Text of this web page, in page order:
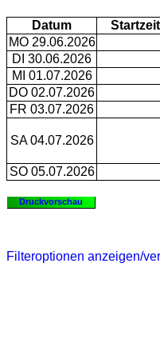
Datum Startzeit
MO 29.06.2026
DI 30.06.2026
MI 01.07.2026
DO 02.07.2026
FR 03.07.2026
SA 04.07.2026
SO 05.07.2026
Druckvorschau
Filteroptionen anzeigen/